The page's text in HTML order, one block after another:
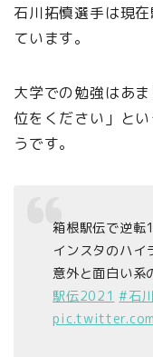
石川拓慎選手は現
ています。
大学での勉強はあ
位をください」と
うです。
箱根駅伝で逆転
インスタのハイ
意外と面白い系
駅伝2021 #石